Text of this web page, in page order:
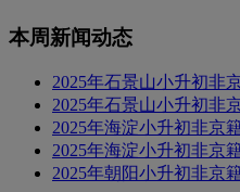
本周新闻动态
2025年石景山小升初非
2025年石景山小升初非
2025年海淀小升初非京
2025年海淀小升初非京
2025年朝阳小升初非京